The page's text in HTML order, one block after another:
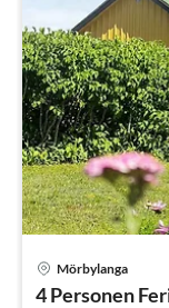
Mörbylanga
4 Personen